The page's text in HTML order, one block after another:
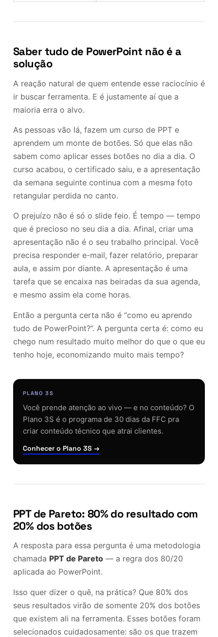
Saber tudo de PowerPoint não é a
solução
A reação natural de quem entende esse raciocínio é
ir buscar ferramenta. E é justamente aí que a
maioria erra o alvo.
As pessoas vão lá, fazem um curso de PPT e
aprendem um monte de botões. Só que elas não
sabem como aplicar esses botões no dia a dia. O
curso acabou, o certificado saiu, e a apresentação
da semana seguinte continua com a mesma foto
retangular perdida no canto.
O prejuízo não é só o slide feio. É tempo — tempo
que é precioso no seu dia a dia. Afinal, criar uma
apresentação não é o seu trabalho principal. Você
precisa responder e-mail, fazer relatório, preparar
aula, e assim por diante. A apresentação é uma
tarefa que se encaixa nas beiradas da sua agenda,
e mesmo assim ela come horas.
Então a pergunta certa não é “como eu aprendo
tudo de PowerPoint?”. A pergunta certa é: como eu
chego num resultado muito melhor do que o que eu
tenho hoje, economizando muito mais tempo?
PLANO 3S
Você prende atenção ao vivo — e no conteúdo? O
Plano 3S é o programa de 30 dias da FFC pra
criar conteúdo técnico que atrai clientes.
Conhecer o Plano 3S →
PPT de Pareto: 80% do resultado com
20% dos botões
A resposta para essa pergunta é uma metodologia
chamada PPT de Pareto— a regra dos 80/20
aplicada ao PowerPoint.
Isso quer dizer o quê, na prática? Que 80% dos
seus resultados virão de somente 20% dos botões
que existem ali na ferramenta. Esses botões foram
selecionados cuidadosamente: são os que trazem